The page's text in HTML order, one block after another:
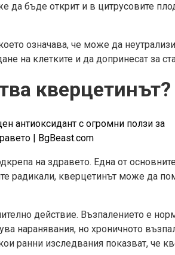
да бъде открит и в цитрусовите
означава, че може да
на клетките и да допринесат за
кверцетинът?
на здравето. Една от
радикали, кверцeтинът може да
действие. Възпалението е
наранявания, но хроничното
ранни изследвания показват, че